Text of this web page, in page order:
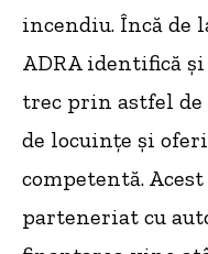
incendiu. Încă de
ADRA identifică
trec prin astfel
de locuințe și
competentă.
parteneriat cu